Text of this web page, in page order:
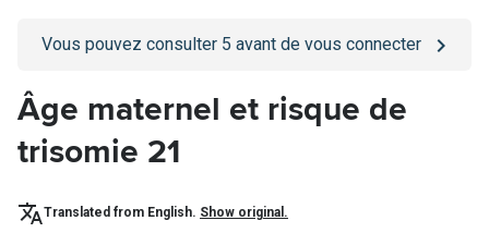
Go to/se-connecterpage
Vous pouvez consulter 5 avant de vous connecter
Âge maternel et risque de
trisomie 21
Translated from English. Show original.